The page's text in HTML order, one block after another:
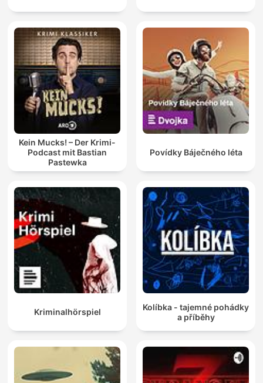
Kein Mucks! – Der Krimi-
Podcast mit Bastian
Pastewka
Povídky Báječného léta
Kriminalhörspiel
Kolíbka - tajemné pohádky
a příběhy